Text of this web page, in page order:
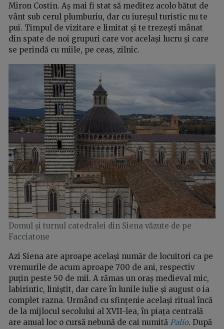
Miron Costin. Aș mai fi stat să meditez acolo bătut de
vânt sub cerul plumburiu, dar cu iureșul turistic nu te
pui. Timpul de vizitare e limitat și te trezești mânat
din spate de noi grupuri care vor același lucru și care
se perindă cu miile, pe ceas, zilnic.
Domul și turnul catedralei din Siena văzute de pe
Facciatone
Azi Siena are aproape același număr de locuitori ca pe
vremurile de acum aproape 700 de ani, respectiv
puțin peste 50 de mii. A rămas un oraș medieval mic,
labirintic, liniștit, dar care în lunile iulie și august o ia
complet razna. Urmând cu sfințenie același ritual încă
de la mijlocul secolului al XVII-lea, în piața centrală
are anual loc o cursă nebună de cai numită Palio. După